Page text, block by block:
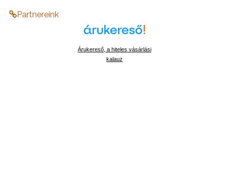
Partnereink
Árukereső, a hiteles vásárlási
kalauz